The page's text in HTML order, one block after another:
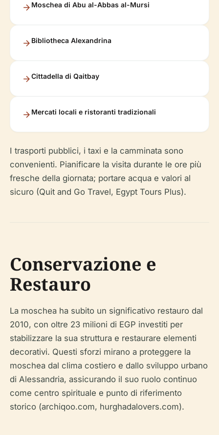
Moschea di Abu al-Abbas al-Mursi
Bibliotheca Alexandrina
Cittadella di Qaitbay
Mercati locali e ristoranti tradizionali
I trasporti pubblici, i taxi e la camminata sono
convenienti. Pianificare la visita durante le ore più
fresche della giornata; portare acqua e valori al
sicuro (Quit and Go Travel, Egypt Tours Plus).
Conservazione e
Restauro
La moschea ha subito un significativo restauro dal
2010, con oltre 23 milioni di EGP investiti per
stabilizzare la sua struttura e restaurare elementi
decorativi. Questi sforzi mirano a proteggere la
moschea dal clima costiero e dallo sviluppo urbano
di Alessandria, assicurando il suo ruolo continuo
come centro spirituale e punto di riferimento
storico (archiqoo.com, hurghadalovers.com).